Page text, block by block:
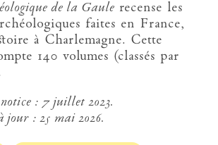
de la Gaule recense les
faites en France,
à Charlemagne. Cette
140 volumes (classés par
: 7 juillet 2023.
jour :25 mai 2026.